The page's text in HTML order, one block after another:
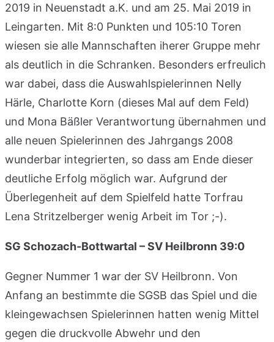
2019 in Neuenstadt a.K. und am 25. Mai 2019 in
Leingarten. Mit 8:0 Punkten und 105:10 Toren
wiesen sie alle Mannschaften iherer Gruppe mehr
als deutlich in die Schranken. Besonders erfreulich
war dabei, dass die Auswahlspielerinnen Nelly
Härle, Charlotte Korn (dieses Mal auf dem Feld)
und Mona Bäßler Verantwortung übernahmen und
alle neuen Spielerinnen des Jahrgangs 2008
wunderbar integrierten, so dass am Ende dieser
deutliche Erfolg möglich war. Aufgrund der
Überlegenheit auf dem Spielfeld hatte Torfrau
Lena Stritzelberger wenig Arbeit im Tor ;-).
SG Schozach-Bottwartal – SV Heilbronn 39:0
Gegner Nummer 1 war der SV Heilbronn. Von
Anfang an bestimmte die SGSB das Spiel und die
kleingewachsen Spielerinnen hatten wenig Mittel
gegen die druckvolle Abwehr und den